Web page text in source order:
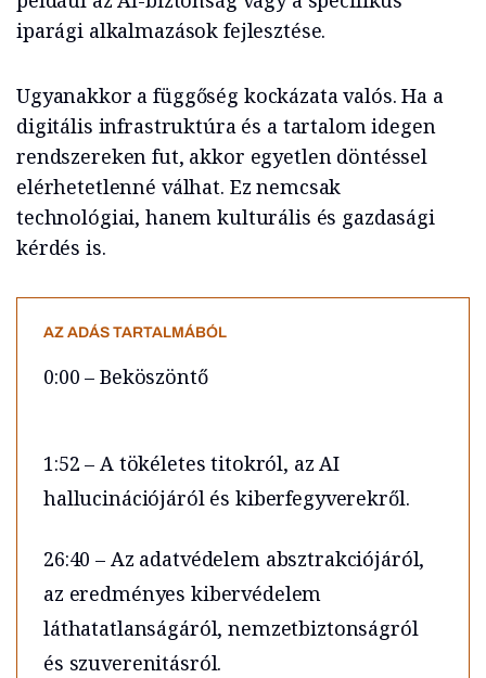
iparági alkalmazások fejlesztése.
Ugyanakkor a függőség kockázata valós. Ha a
digitális infrastruktúra és a tartalom idegen
rendszereken fut, akkor egyetlen döntéssel
elérhetetlenné válhat. Ez nemcsak
technológiai, hanem kulturális és gazdasági
kérdés is.
AZ ADÁS TARTALMÁBÓL
0:00 – Beköszöntő
1:52 – A tökéletes titokról, az AI
hallucinációjáról és kiberfegyverekről.
26:40 – Az adatvédelem absztrakciójáról,
az eredményes kibervédelem
láthatatlanságáról, nemzetbiztonságról
és szuverenitásról.